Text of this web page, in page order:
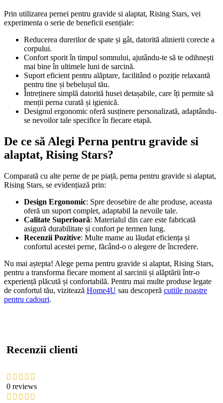
Prin utilizarea pernei pentru gravide si alaptat, Rising Stars, vei
experimenta o serie de beneficii esențiale:
Reducerea durerilor de spate și gât, datorită alinierii corecte a
corpului.
Confort sporit în timpul somnului, ajutându-te să te odihnești
mai bine în ultimele luni de sarcină.
Suport eficient pentru alăptare, facilitând o poziție relaxantă
pentru tine și bebelușul tău.
Întreținere simplă datorită husei detașabile, care îți permite să
menții perna curată și igienică.
Designul ergonomic oferă susținere personalizată, adaptându-
se nevoilor tale specifice în fiecare etapă.
De ce să Alegi Perna pentru gravide si
alaptat, Rising Stars?
Comparată cu alte perne de pe piață, perna pentru gravide si alaptat,
Rising Stars, se evidențiază prin:
Design Ergonomic: Spre deosebire de alte produse, aceasta
oferă un suport complet, adaptabil la nevoile tale.
Calitate Superioară: Materialul din care este fabricată
asigură durabilitate și confort pe termen lung.
Recenzii Pozitive: Multe mame au lăudat eficiența și
confortul acestei perne, făcând-o o alegere de încredere.
Nu mai aștepta! Alege perna pentru gravide si alaptat, Rising Stars,
pentru a transforma fiecare moment al sarcinii și alăptării într-o
experiență plăcută și confortabilă. Pentru mai multe produse legate
de confortul tău, vizitează Home4U sau descoperă cutiile noastre
pentru cadouri.
Recenzii clienti
0 reviews